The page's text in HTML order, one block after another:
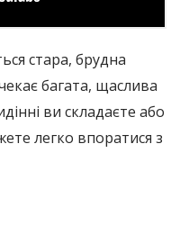
стара, брудна
багата, щаслива
ви складаєте або
легко впоратися з